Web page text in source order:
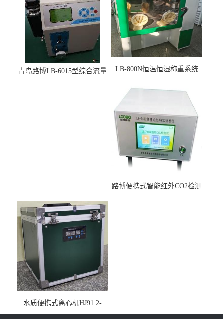
青岛路博LB-6015型综合流量
LB-800N恒温恒湿称重系统
路博便携式智能红外CO2检测
水质便携式离心机HJ91.2-
2022地表水总磷监测内置有